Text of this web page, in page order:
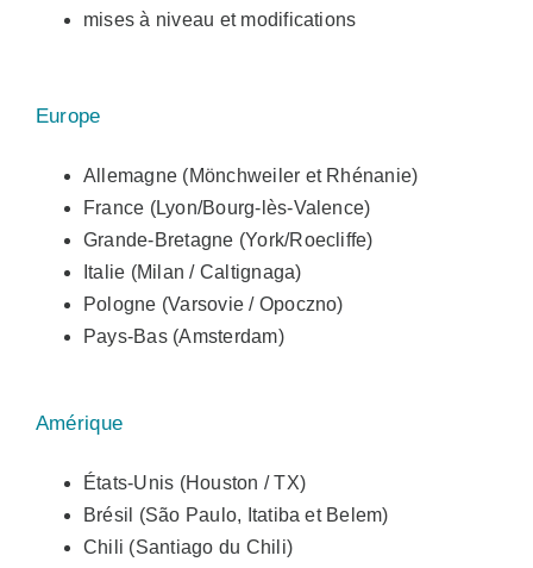
mises à niveau et modifications
Europe
Allemagne (Mönchweiler et Rhénanie)
France (Lyon/Bourg-lès-Valence)
Grande-Bretagne (York/Roecliffe)
Italie (Milan / Caltignaga)
Pologne (Varsovie / Opoczno)
Pays-Bas (Amsterdam)
Amérique
États-Unis (Houston / TX)
Brésil (São Paulo, Itatiba et Belem)
Chili (Santiago du Chili)